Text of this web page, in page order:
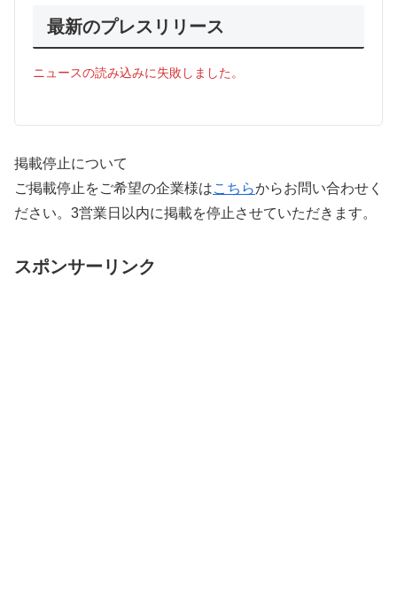
最新のプレスリリース
ニュースの読み込みに失敗しました。
掲載停止について
ご掲載停止をご希望の企業様はこちらからお問い合わせく
ださい。3営業日以内に掲載を停止させていただきます。
スポンサーリンク